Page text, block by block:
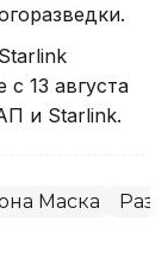
с 13 августа
и Starlink.
Маска